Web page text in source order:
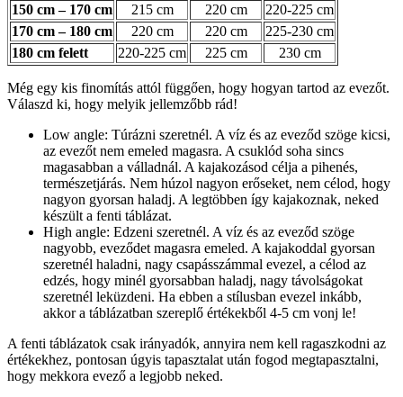
150 cm – 170 cm
215 cm 220 cm
220-225 cm
170 cm – 180 cm
220 cm 220 cm
225-230 cm
180 cm felett
220-225 cm 225 cm 230 cm
Még egy kis finomítás attól függően, hogy hogyan tartod az evezőt.
Válaszd ki, hogy melyik jellemzőbb rád!
Low angle: Túrázni szeretnél. A víz és az eveződ szöge kicsi,
az evezőt nem emeled magasra. A csuklód soha sincs
magasabban a válladnál. A kajakozásod célja a pihenés,
természetjárás. Nem húzol nagyon erőseket, nem célod, hogy
nagyon gyorsan haladj. A legtöbben így kajakoznak, neked
készült a fenti táblázat.
High angle: Edzeni szeretnél. A víz és az eveződ szöge
nagyobb, eveződet magasra emeled. A kajakoddal gyorsan
szeretnél haladni, nagy csapásszámmal evezel, a célod az
edzés, hogy minél gyorsabban haladj, nagy távolságokat
szeretnél leküzdeni. Ha ebben a stílusban evezel inkább,
akkor a táblázatban szereplő értékekből 4-5 cm vonj le!
A fenti táblázatok csak irányadók, annyira nem kell ragaszkodni az
értékekhez, pontosan úgyis tapasztalat után fogod megtapasztalni,
hogy mekkora evező a legjobb neked.